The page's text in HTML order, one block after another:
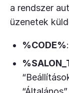
a rendszer
üzenetek
%CODE%